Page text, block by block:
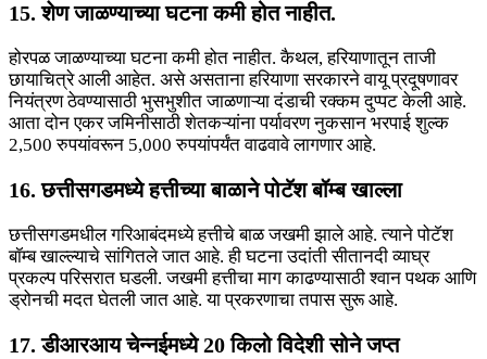
15. शेण जाळण्याच्या घटना कमी होत नाहीत.
होरपळ जाळण्याच्या घटना कमी होत नाहीत. कैथल, हरियाणातून ताजी
छायाचित्रे आली आहेत. असे असताना हरियाणा सरकारने वायू प्रदूषणावर
नियंत्रण ठेवण्यासाठी भुसभुशीत जाळणाऱ्या दंडाची रक्कम दुप्पट केली आहे.
आता दोन एकर जमिनीसाठी शेतकऱ्यांना पर्यावरण नुकसान भरपाई शुल्क
2,500 रुपयांवरून 5,000 रुपयांपर्यंत वाढवावे लागणार आहे.
16. छत्तीसगडमध्ये हत्तीच्या बाळाने पोटॅश बॉम्ब खाल्ला
छत्तीसगडमधील गरिआबंदमध्ये हत्तीचे बाळ जखमी झाले आहे. त्याने पोटॅश
बॉम्ब खाल्ल्याचे सांगितले जात आहे. ही घटना उदांती सीतानदी व्याघ्र
प्रकल्प परिसरात घडली. जखमी हत्तीचा माग काढण्यासाठी श्वान पथक आणि
ड्रोनची मदत घेतली जात आहे. या प्रकरणाचा तपास सुरू आहे.
17. डीआरआय चेन्नईमध्ये 20 किलो विदेशी सोने जप्त